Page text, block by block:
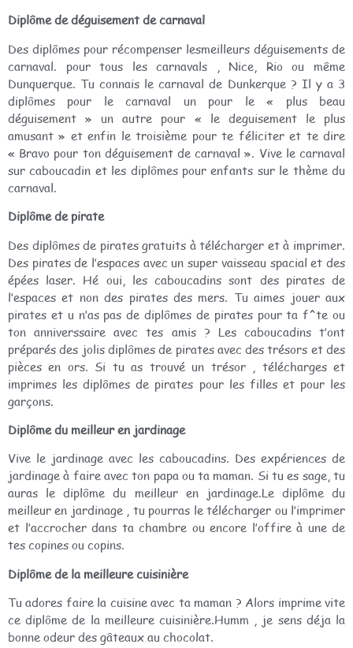
Diplôme de déguisement de carnaval
Des diplômes pour récompenser lesmeilleurs déguisements de
carnaval. pour tous les carnavals , Nice, Rio ou même
Dunquerque. Tu connais le carnaval de Dunkerque ? Il y a 3
diplômes pour le carnaval un pour le « plus beau
déguisement » un autre pour « le deguisement le plus
amusant » et enfin le troisième pour te féliciter et te dire
« Bravo pour ton déguisement de carnaval ». Vive le carnaval
sur caboucadin et les diplômes pour enfants sur le thème du
carnaval.
Diplôme de pirate
Des diplômes de pirates gratuits à télécharger et à imprimer.
Des pirates de l’espaces avec un super vaisseau spacial et des
épées laser. Hé oui, les caboucadins sont des pirates de
l’espaces et non des pirates des mers. Tu aimes jouer aux
pirates et u n’as pas de diplômes de pirates pour ta f^te ou
ton anniverssaire avec tes amis ? Les caboucadins t’ont
préparés des jolis diplômes de pirates avec des trésors et des
pièces en ors. Si tu as trouvé un trésor , télécharges et
imprimes les diplômes de pirates pour les filles et pour les
garçons.
Diplôme du meilleur en jardinage
Vive le jardinage avec les caboucadins. Des expériences de
jardinage à faire avec ton papa ou ta maman. Si tu es sage, tu
auras le diplôme du meilleur en jardinage.Le diplôme du
meilleur en jardinage , tu pourras le télécharger ou l’imprimer
et l’accrocher dans ta chambre ou encore l’offire à une de
tes copines ou copins.
Diplôme de la meilleure cuisinière
Tu adores faire la cuisine avec ta maman ? Alors imprime vite
ce diplôme de la meilleure cuisinière.Humm , je sens déja la
bonne odeur des gâteaux au chocolat.